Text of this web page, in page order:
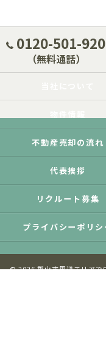
0120-501-920
（無料通話）
不動産売却の流れ
代表挨拶
リクルート募集
プライバシーポリシ
© 2026 郡山市周辺エリアで